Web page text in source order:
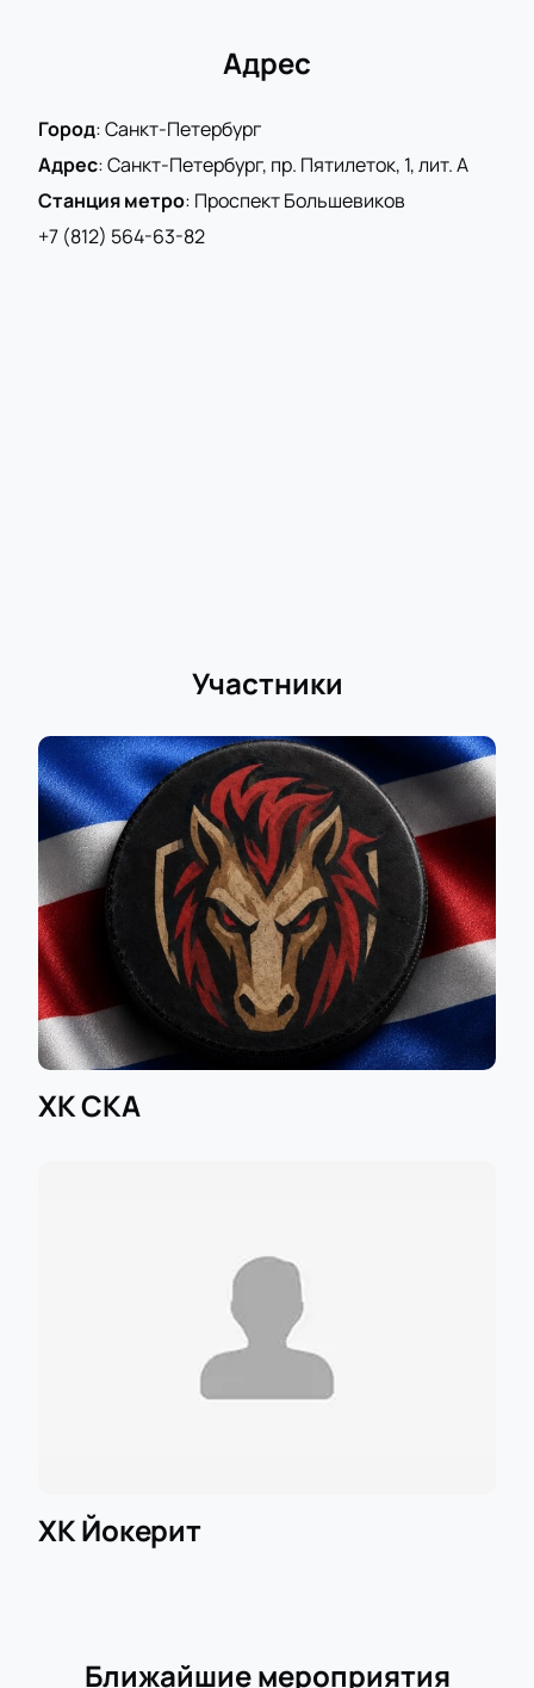
Адрес
Город:Санкт-Петербург
Адрес:Санкт-Петербург, пр. Пятилеток, 1, лит. А
Станция метро: Проспект Большевиков
+7 (812) 564-63-82
Участники
ХК СКА
ХК Йокерит
Ближайшие мероприятия